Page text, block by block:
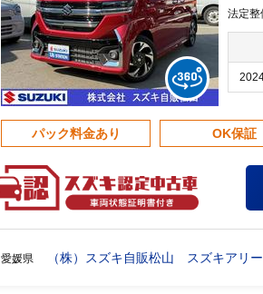
法定整
パック料金あり OK保証
愛媛県 （株）スズキ自販松山 スズキア